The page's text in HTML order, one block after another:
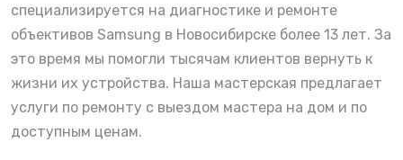
специализируется на диагностике и ремонте
объективов Samsung в Новосибирске более 13 лет. За
это время мы помогли тысячам клиентов вернуть к
жизни их устройства. Наша мастерская предлагает
услуги по ремонту с выездом мастера на дом и по
доступным ценам.